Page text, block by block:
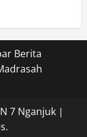
Berita
7 Nganjuk |